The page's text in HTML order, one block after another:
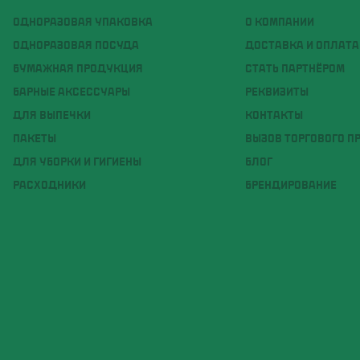
ОДНОРАЗОВАЯ УПАКОВКА
ОДНОРАЗОВАЯ ПОСУДА
БУМАЖНАЯ ПРОДУКЦИЯ
БАРНЫЕ АКСЕССУАРЫ
ДЛЯ ВЫПЕЧКИ
ПАКЕТЫ
ДЛЯ УБОРКИ И ГИГИЕНЫ
РАСХОДНИКИ
О КОМПАНИИ
ДОСТАВКА И ОПЛАТА
СТАТЬ ПАРТНЁРОМ
РЕКВИЗИТЫ
КОНТАКТЫ
ВЫЗОВ ТОРГОВОГО
БЛОГ
БРЕНДИРОВАНИЕ